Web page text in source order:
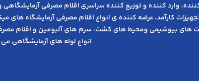
وارد کننده و توزیع کننده سراسری اقلام مصرفی
ﮐﺎرآﻣﺪ، عرضه کننده ی انواع اﻗﻼم مصرفی آزﻣﺎﯾﺸﮕﺎه های
های بیوشیمی ومحیط های کشت، سرم های آلبومین و اقلام
انواع لوله های آزمایشگاهی